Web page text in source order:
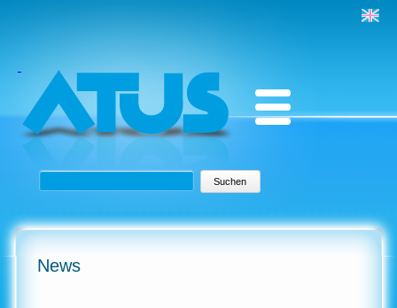
Suchbegriffe Suchen
News